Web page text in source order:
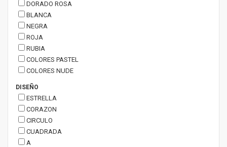
DORADO ROSA
BLANCA
NEGRA
ROJA
RUBIA
COLORES PASTEL
COLORES NUDE
DISEÑO
ESTRELLA
CORAZON
CIRCULO
CUADRADA
A